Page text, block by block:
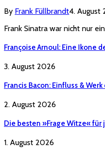
By Frank Füllbrandt4. August
Frank Sinatra war nicht nur
Françoise Arnoul: Eine Ikone
3. August 2026
Francis Bacon: Einfluss &
2. August 2026
Die besten »Frage Witze«
1. August 2026